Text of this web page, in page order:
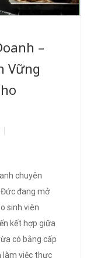
–
Vững
chuyên
đang mở
sinh viên
kết hợp giữa
có bằng cấp
làm việc thực